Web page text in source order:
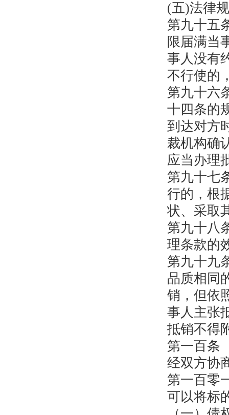
(五)法律
第九十五
限届满当
事人没有
不行使的
第九十六
十四条的
到达对方
裁机构确
应当办理
第九十七
行的，根
状、采取
第九十八
理条款的
第九十九
品质相同
销，但依
事人主张
抵销不得
第一百条
经双方协
第一百零
可以将标